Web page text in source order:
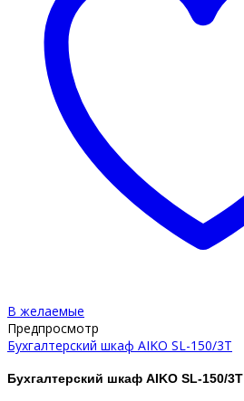
В желаемые
Предпросмотр
Бухгалтерский шкаф AIKO SL-150/3Т
Бухгалтерский шкаф AIKO SL-150/3Т